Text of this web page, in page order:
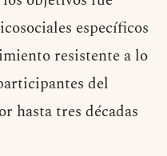
específicos
resistente a lo
del
hasta tres décadas